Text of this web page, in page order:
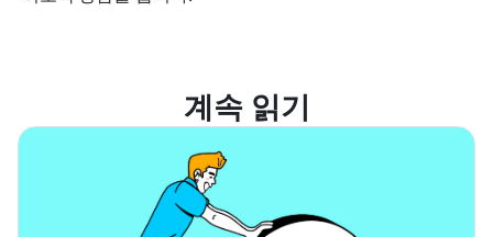
계속 읽기